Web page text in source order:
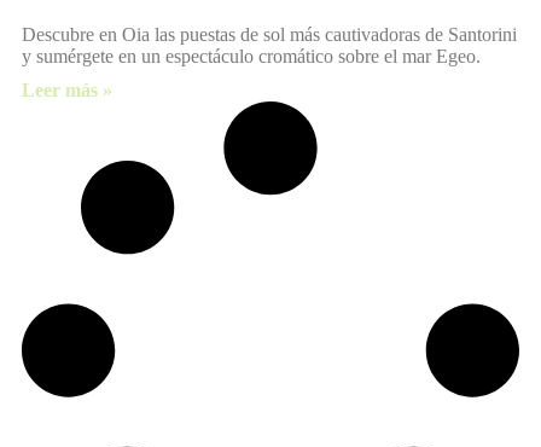
Descubre en Oia las puestas de sol más cautivadoras de Santorini
y sumérgete en un espectáculo cromático sobre el mar Egeo.
Leer más »